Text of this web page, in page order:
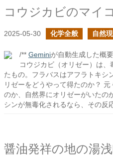
コウジカビのマイ
2025-05-30 化学全般 自然
/** Geminiが自動生成した概
コウジカビ（オリゼー）は
たもの。フラバスはアフラトキシ
リゼーをどうやって得たのか？
のか、自然界にオリゼーがいたの
シンが無毒化されるなら、その反
醤油発祥の地の湯